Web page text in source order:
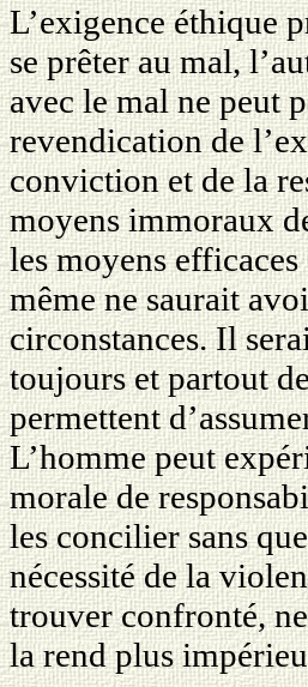
L’exigence éthique
se prêter au mal,
avec le mal ne peut
revendication de
conviction et de la
moyens immoraux
les moyens
même ne saurait
circonstances. Il
toujours et partout
permettent
L’homme peut
morale de
les concilier sans
nécessité de la
trouver confronté,
la rend plus